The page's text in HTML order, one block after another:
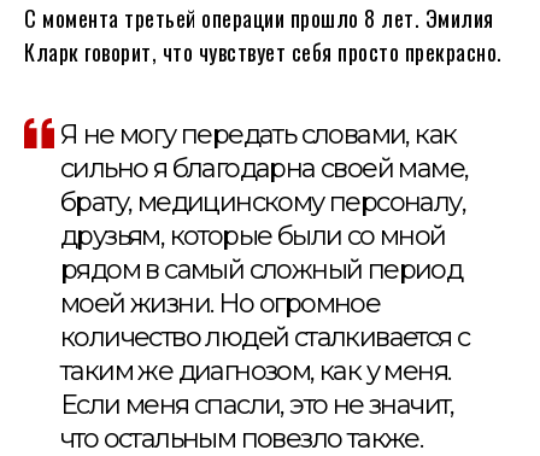
С момента третьей операции прошло 8 лет. Эмилия
Кларк говорит, что чувствует себя просто прекрасно.
Я не могу передать словами, как
сильно я благодарна своей маме,
брату, медицинскому персоналу,
друзьям, которые были со мной
рядом в самый сложный период
моей жизни. Но огромное
количество людей сталкивается с
таким же диагнозом, как у меня.
Если меня спасли, это не значит,
что остальным повезло также.